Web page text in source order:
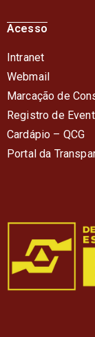
Acesso
Intranet
Webmail
Marcação de
Registro de
Cardápio – QCG
Portal da